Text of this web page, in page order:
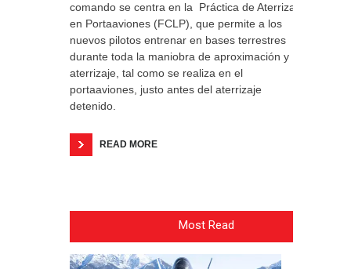
comando se centra en la Práctica de Aterrizaje
en Portaaviones (FCLP), que permite a los
nuevos pilotos entrenar en bases terrestres
durante toda la maniobra de aproximación y
aterrizaje, tal como se realiza en el
portaaviones, justo antes del aterrizaje
detenido.
READ MORE
Most Read